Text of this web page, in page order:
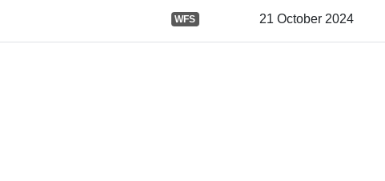
WFS 21 October 2024
Espacial: